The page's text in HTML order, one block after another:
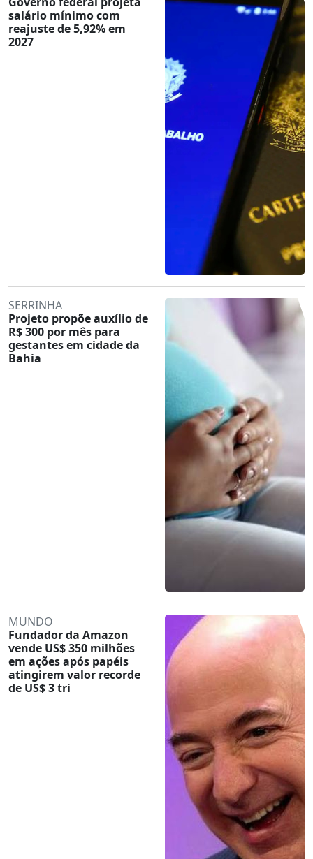
salário mínimo com
reajuste de 5,92% em
2027
SERRINHA
Projeto propõe auxílio de
R$ 300 por mês para
gestantes em cidade da
Bahia
MUNDO
Fundador da Amazon
vende US$ 350 milhões
em ações após papéis
atingirem valor recorde
de US$ 3 tri